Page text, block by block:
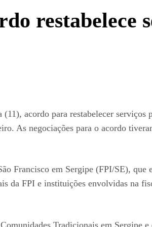
restabelece
acordo para restabelecer serviços
As negociações para o acordo
Francisco em Sergipe (FPI/SE), que
da FPI e instituições envolvidas na
Tradicionais em Sergipe